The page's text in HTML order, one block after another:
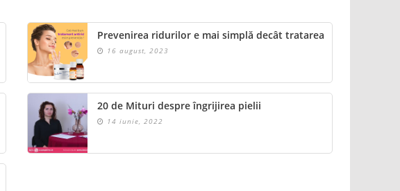
Prevenirea ridurilor e mai simplă decât tratarea
16 august, 2023
20 de Mituri despre îngrijirea pielii
14 iunie, 2022